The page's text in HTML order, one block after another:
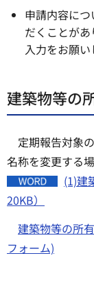
申請内容に
だくことが
入力をお願い
建築物等の
定期報告対象
名称を変更する
(1)建
20KB）
建築物等の所
フォーム)